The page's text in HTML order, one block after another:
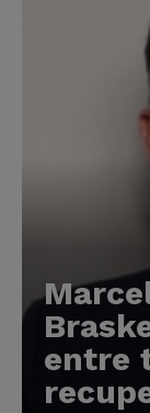
entre